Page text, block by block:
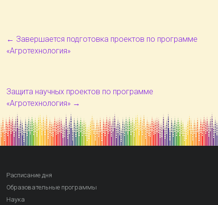
← Завершается подготовка проектов по программе
«Агротехнология»
Защита научных проектов по программе
«Агротехнология» →
Расписание дня
Образовательные программы
Наука